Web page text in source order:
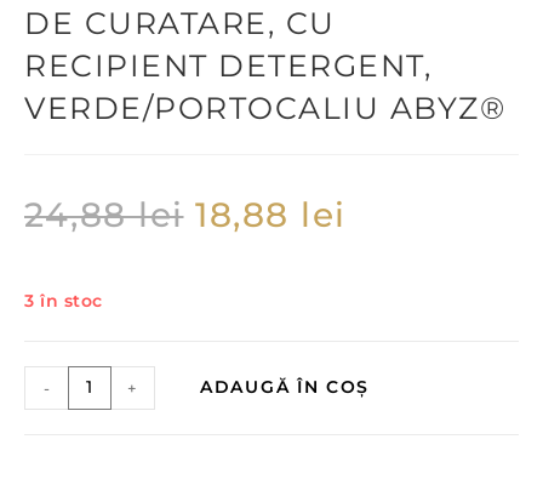
DE CURATARE, CU
RECIPIENT DETERGENT,
VERDE/PORTOCALIU ABYZ®
24,88lei 18,88 lei
3 în stoc
- + ADAUGĂ ÎN COȘ